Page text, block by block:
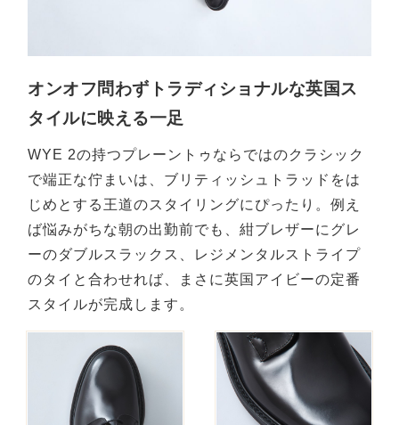
オンオフ問わずトラディショナルな英国ス
タイルに映える一足
WYE 2の持つプレーントゥならではのクラシック
で端正な佇まいは、ブリティッシュトラッドをは
じめとする王道のスタイリングにぴったり。例え
ば悩みがちな朝の出勤前でも、紺ブレザーにグレ
ーのダブルスラックス、レジメンタルストライプ
のタイと合わせれば、まさに英国アイビーの定番
スタイルが完成します。